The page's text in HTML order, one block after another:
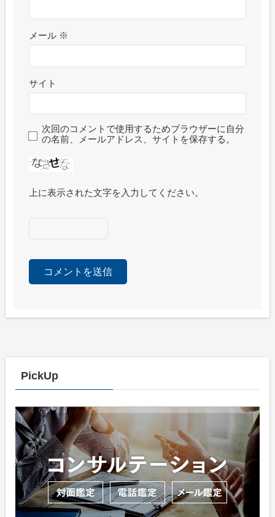
メール ※
サイト
次回のコメントで使用するためブラウザーに自分
の名前、メールアドレス、サイトを保存する。
上に表示された文字を入力してください。
PickUp